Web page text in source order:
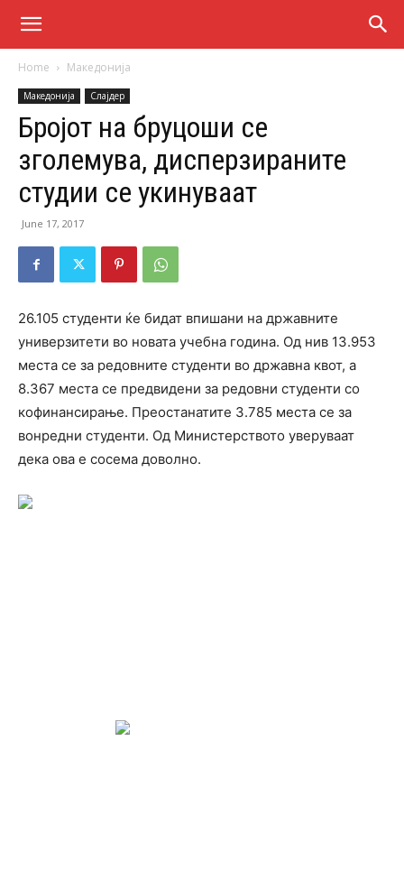
Home Македонија
Македонија Слајдер
Бројот на бруцоши се
зголемува, дисперзираните
студии се укинуваат
June 17, 2017
26.105 студенти ќе бидат впишани на државните
универзитети во новата учебна година. Од нив 13.953
места се за редовните студенти во државна квот, а
8.367 места се предвидени за редовни студенти со
кофинансирање. Преостанатите 3.785 места се за
вонредни студенти. Од Министерството уверуваат
дека ова е сосема доволно.